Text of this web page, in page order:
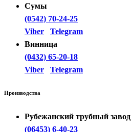
Сумы
(0542) 70-24-25
Viber
Telegram
Винница
(0432) 65-20-18
Viber
Telegram
Производства
Рубежанский трубный завод
(06453) 6-40-23